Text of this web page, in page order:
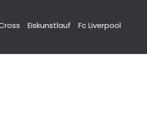
Eiskunstlauf Fc Liverpool